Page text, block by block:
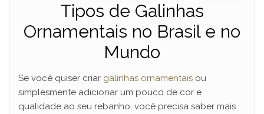
Tipos de Galinhas
Ornamentais no Brasil e no
Mundo
Se você quiser criar galinhas ornamentais ou
simplesmente adicionar um pouco de cor e
qualidade ao seu rebanho, você precisa saber mais